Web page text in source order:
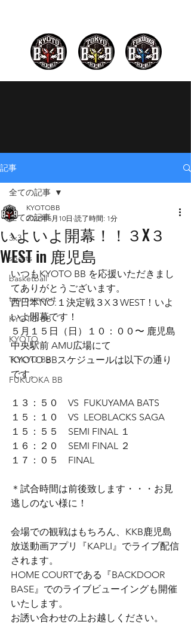
記事
全ての記事
3x3
sports
basketball
tournamenrt
KYOTO BB
KYOTO
TOKYO BB
FUKUOKA BB
全ての記事
いよいよ開幕！！３X３
WEST in 鹿児島
KYOTOBB
2022年5月10日 読了時間: 1分
いつもKYOTO BB を応援いただきまし
てありがとうございます。
西日本NO.１決定戦３X３WEST！いよ
いよ開幕です！
５月１５日（日）１０：００〜 鹿児島
中央駅前 AMU広場にて
KYOTO BBスケジュールは以下の通り
です。
１３：５０　VS  FUKUYAMA BATS
１５：１０　VS  LEOBLACKS SAGA
１５：５５　SEMI FINAL １
１６：２０　SEMI FINAL ２
１７：０５　FINAL
＊試合時間は前後致します・・・お見
逃しのない様に！
会場での観戦はもちろん、KKB鹿児島
放送動画アプリ『KAPLI』でライブ配信
されます。
HOME COURTである『BACKDOOR
BASE』でのライブビューイングも開催
いたします。
お誘い合わせの上お越しください。